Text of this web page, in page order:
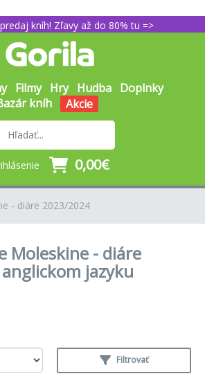
kníh! Zľavy až do 80% tu =>
Filmy Hry Hudba Doplnky
kníh
Akcie
0,00€
- diáre 2023/2024
Moleskine - diáre
jazyku
Filtrovať